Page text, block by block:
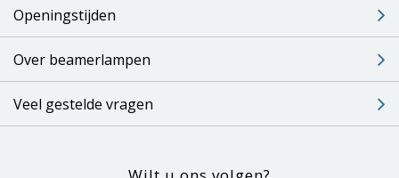
Openingstijden
Over beamerlampen
Veel gestelde vragen